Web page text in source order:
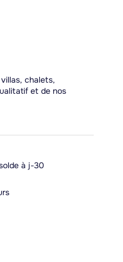
chalets,
et de nos
à j-30